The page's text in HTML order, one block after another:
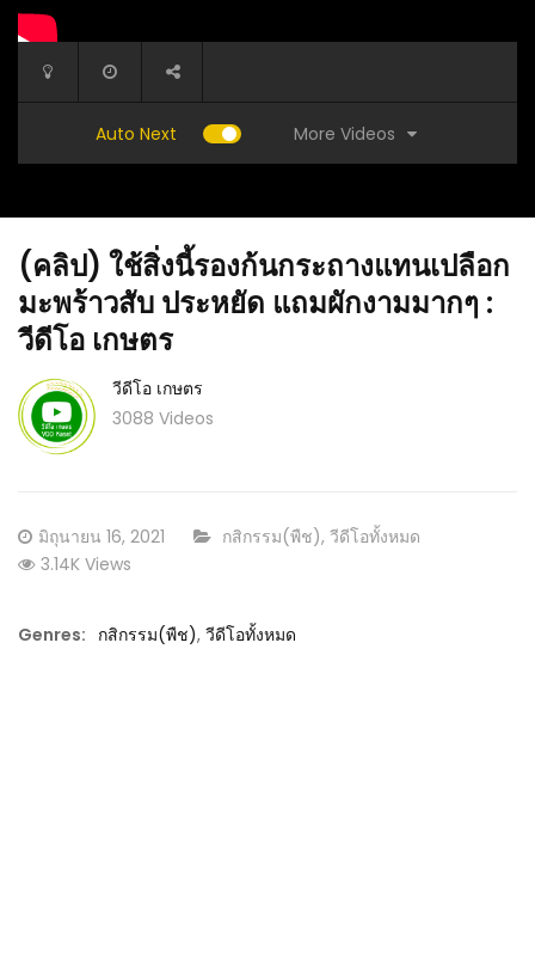
Auto Next More Videos
: วีดีโอ
(คลิป) หนุ่มนักดนตรีตาบอดกับนักร้องสาวเสียง
หวาน คู่รักตาบอดที่พิสูจน์รักแท้กว่า 10 ปี
(คลิป) ใช้สิ่งนี้รองก้นกระถางแทนเปลือก
มะพร้าวสับ ประหยัด แถมผักงามมากๆ :
วีดีโอ เกษตร
วีดีโอ เกษตร
3088 Videos
Posted
on
มิถุนายน 16, 2021 CATEGORY:
กสิกรรม(พืช), วีดีโอทั้งหมด
3.14K Views
Genres: กสิกรรม(พืช), วีดีโอทั้งหมด